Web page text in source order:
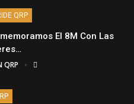
QRP
El 8M Con Las
QRP